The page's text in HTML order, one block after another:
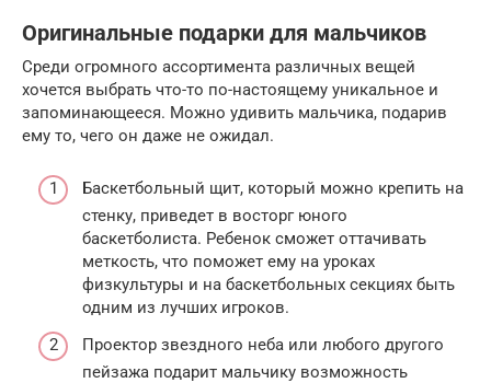
Оригинальные подарки для мальчиков
Среди огромного ассортимента различных вещей
хочется выбрать что-то по-настоящему уникальное и
запоминающееся. Можно удивить мальчика, подарив
ему то, чего он даже не ожидал.
Баскетбольный щит, который можно крепить на
стенку, приведет в восторг юного
баскетболиста. Ребенок сможет оттачивать
меткость, что поможет ему на уроках
физкультуры и на баскетбольных секциях быть
одним из лучших игроков.
Проектор звездного неба или любого другого
пейзажа подарит мальчику возможность